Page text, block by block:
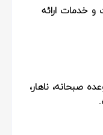
خدمات ارائه
صبحانه، ناهار،